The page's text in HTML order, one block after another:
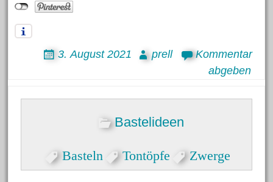
3. August 2021 prell
Kommentar
abgeben
Bastelideen
Basteln Tontöpfe Zwerge